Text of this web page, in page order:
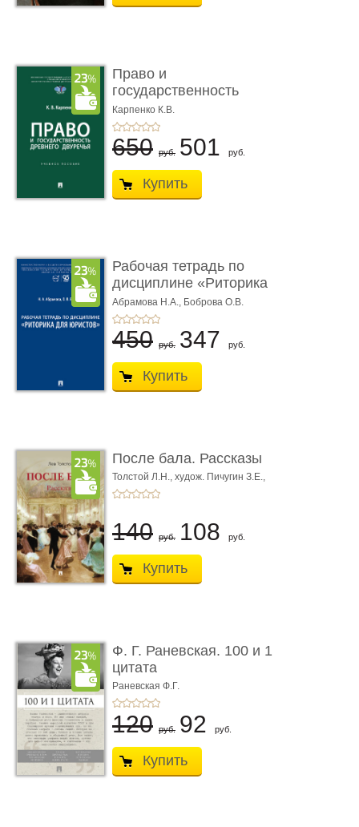
Право и
государственность
Древнего Двуречья. �
...
Карпенко К.В.
650 руб. 501 руб.
Купить
Рабочая тетрадь по
дисциплине «Риторика
для ю� ...
Абрамова Н.А., Боброва О.В.
450 руб. 347 руб.
Купить
После бала. Рассказы
Толстой Л.Н., худож. Пичугин З.Е.,
худож. Лебедев А.И.,
140 руб. 108 руб.
Купить
Ф. Г. Раневская. 100 и 1
цитата
Раневская Ф.Г.
120 руб. 92 руб.
Купить